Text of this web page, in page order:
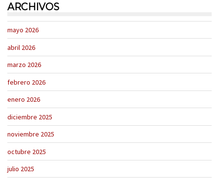
ARCHIVOS
mayo 2026
abril 2026
marzo 2026
febrero 2026
enero 2026
diciembre 2025
noviembre 2025
octubre 2025
julio 2025